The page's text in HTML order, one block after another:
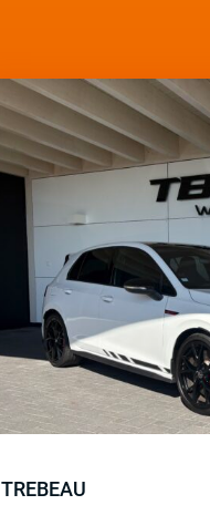
TREBEAU